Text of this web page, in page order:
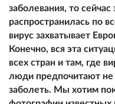
заболевания, то
распространилась по
вирус захватывает
Конечно, вся эта
всех стран и там, где
люди предпочитают не
заболеть. Мы хотим